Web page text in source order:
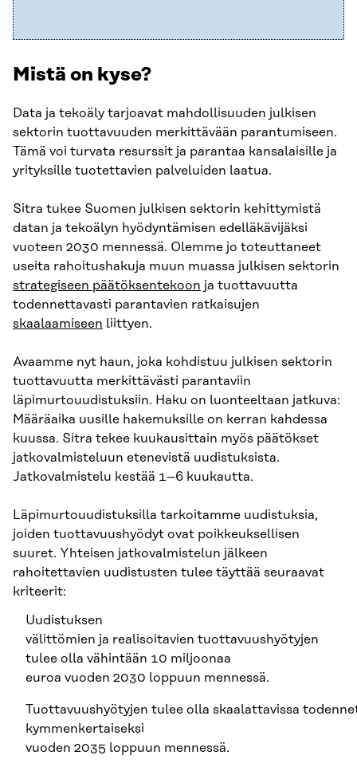
Mistä on kyse?
Data ja tekoäly tarjoavat mahdollisuuden julkisen
sektorin tuottavuuden merkittävään parantumiseen.
Tämä voi turvata resurssit ja parantaa kansalaisille ja
yrityksille tuotettavien palveluiden laatua.
Sitra tukee Suomen julkisen sektorin kehittymistä
datan ja tekoälyn hyödyntämisen edelläkävijäksi
vuoteen 2030 mennessä. Olemme jo toteuttaneet
useita rahoitushakuja muun muassa julkisen sektorin
strategiseen päätöksentekoon ja tuottavuutta
todennettavasti parantavien ratkaisujen
skaalaamiseen liittyen.
Avaamme nyt haun, joka kohdistuu julkisen sektorin
tuottavuutta merkittävästi parantaviin
läpimurtouudistuksiin. Haku on luonteeltaan jatkuva:
Määräaika uusille hakemuksille on kerran kahdessa
kuussa. Sitra tekee kuukausittain myös päätökset
jatkovalmisteluun etenevistä uudistuksista.
Jatkovalmistelu kestää 1–6 kuukautta.
Läpimurtouudistuksilla tarkoitamme uudistuksia,
joiden tuottavuushyödyt ovat poikkeuksellisen
suuret. Yhteisen jatkovalmistelun jälkeen
rahoitettavien uudistusten tulee täyttää seuraavat
kriteerit:
Uudistuksen
välittömien ja realisoitavien tuottavuushyötyjen
tulee olla vähintään 10 miljoonaa
euroa vuoden 2030 loppuun mennessä.
Tuottavuushyötyjen tulee olla skaalattavissa
kymmenkertaiseksi
vuoden 2035 loppuun mennessä.